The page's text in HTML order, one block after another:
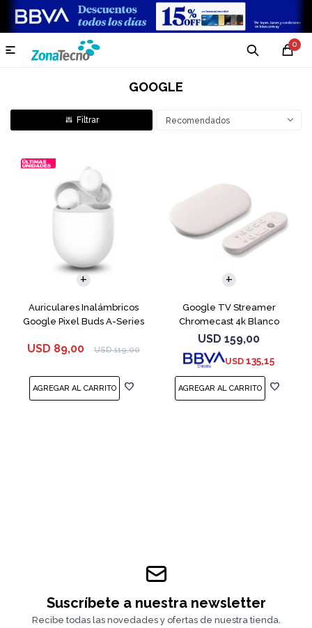
0

GOOGLE
Recomendados
Auriculares Inalámbricos
Google Pixel Buds A-Series
USD 89,00 USD 119,00
Google TV Streamer
Chromecast 4k Blanco
USD 159,00
USD 135,15
Suscríbete a nuestra newsletter
Recibe todas las novedades y ofertas de nuestra tienda.